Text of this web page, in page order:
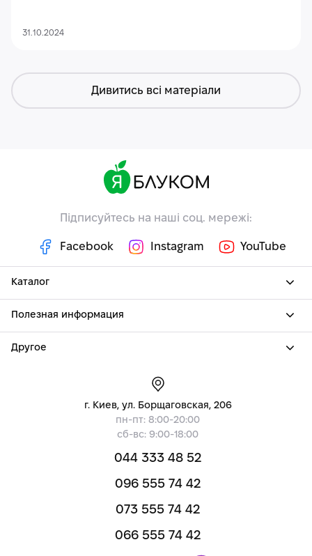
31.10.2024
Дивитись всі матеріали
Підписуйтесь на наші соц. мережі:
Facebook Instagram YouTube
Каталог
Полезная информация
Другое
г. Киев, ул. Борщаговская, 206
пн-пт: 8:00-20:00
сб-вс: 9:00-18:00
044 333 48 52
096 555 74 42
073 555 74 42
066 555 74 42